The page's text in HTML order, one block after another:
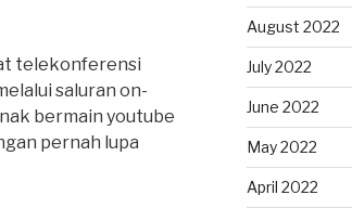
telekonferensi
saluran on-
bermain youtube
pernah lupa
August 2022
July 2022
June 2022
May 2022
April 2022